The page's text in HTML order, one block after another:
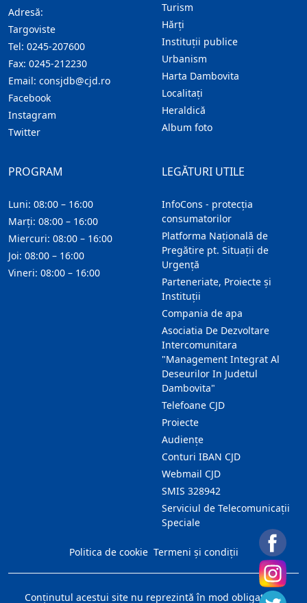
Adresă:
Targoviste
Tel: 0245-207600
Fax: 0245-212230
Email: consjdb@cjd.ro
Facebook
Instagram
Twitter
Turism
Hărţi
Instituţii publice
Urbanism
Harta Dambovita
Localitaţi
Heraldică
Album foto
LEGĂTURI UTILE
InfoCons - protecția
consumatorilor
Platforma Națională de
Pregătire pt. Situații de
Urgență
Parteneriate, Proiecte și
Instituții
Compania de apa
Asociatia De Dezvoltare
Intercomunitara
"Management Integrat Al
Deseurilor In Judetul
Dambovita"
Telefoane CJD
Proiecte
Audienţe
Conturi IBAN CJD
Webmail CJD
SMIS 328942
Serviciul de Telecomunicații
Speciale
PROGRAM
Luni: 08:00 – 16:00
Marți: 08:00 – 16:00
Miercuri: 08:00 – 16:00
Joi: 08:00 – 16:00
Vineri: 08:00 – 16:00
Politica de cookie Termeni și condiții
Conţinutul acestui site nu reprezintă în mod obligatoriu